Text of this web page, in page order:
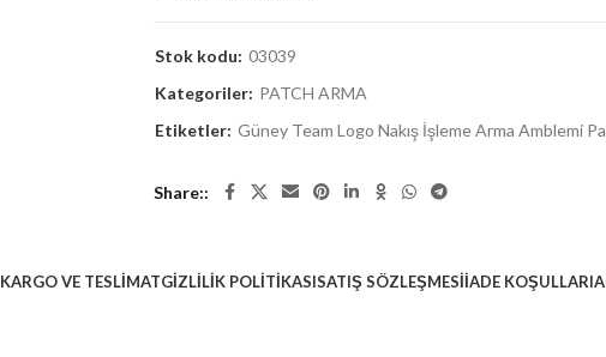
Stok kodu: 03039
Kategoriler: PATCH ARMA
Etiketler: Güney Team Logo Nakış İşleme Arma Amblemi
Share:
KARGO VE TESLIMATGIZLILIK POLITIKASISATIŞ SÖZLEŞMESIİADE KOŞULLARI